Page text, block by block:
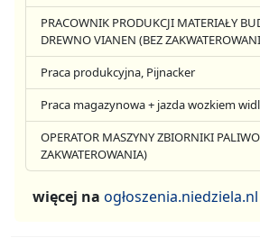
PRACOWNIK PRODUKCJI MATERIAŁY
DREWNO VIANEN (BEZ
Praca produkcyjna, Pijnacker
Praca magazynowa + jazda wozkiem
OPERATOR MASZYNY ZBIORNIKI
ZAKWATEROWANIA)
więcej na ogłoszenia.niedziela.nl